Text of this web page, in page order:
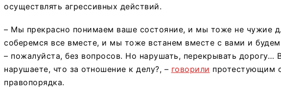
осуществлять агрессивных действий.
– Мы прекрасно понимаем ваше состояние, и мы тоже не чужие
соберемся все вместе, и мы тоже встанем вместе с вами и будем
– пожалуйста, без вопросов. Но нарушать, перекрывать дорогу…
нарушаете, что за отношение к делу?, – говорили протестующим
правопорядка.